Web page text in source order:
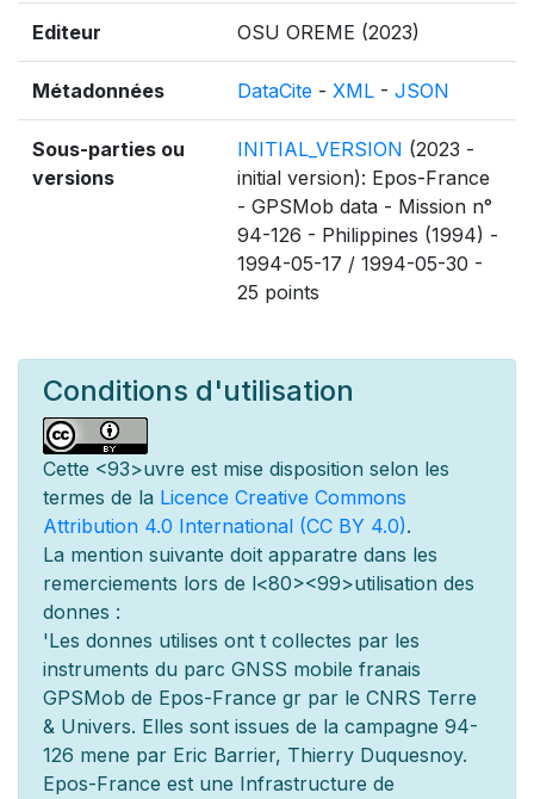
Editeur OSU OREME (2023)
Métadonnées DataCite - XML - JSON
Sous-parties ou
versions
INITIAL_VERSION (2023 -
initial version): Epos-France
- GPSMob data - Mission n°
94-126 - Philippines (1994) -
1994-05-17 / 1994-05-30 -
25 points
Conditions d'utilisation
Cette <93>uvre est mise disposition selon les
termes de la Licence Creative Commons
Attribution 4.0 International (CC BY 4.0).
La mention suivante doit apparatre dans les
remerciements lors de l<80><99>utilisation des
donnes :
'Les donnes utilises ont t collectes par les
instruments du parc GNSS mobile franais
GPSMob de Epos-France gr par le CNRS Terre
& Univers. Elles sont issues de la campagne 94-
126 mene par Eric Barrier, Thierry Duquesnoy.
Epos-France est une Infrastructure de